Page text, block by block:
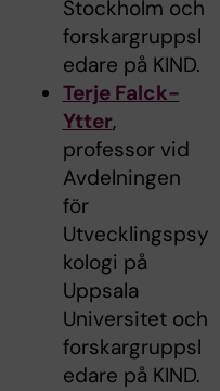
Stockholm och
forskargruppsl
edare på KIND.
Terje Falck-
Ytter,
professor vid
Avdelningen
för
Utvecklingspsy
kologi på
Uppsala
Universitet och
forskargruppsl
edare på KIND.